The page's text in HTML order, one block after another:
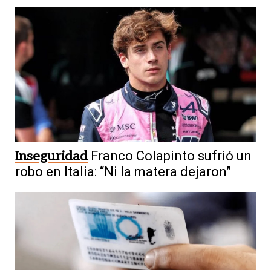
Inseguridad Franco Colapinto sufrió un
robo en Italia: “Ni la matera dejaron”